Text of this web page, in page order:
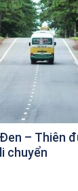
– Thiên
chuyển